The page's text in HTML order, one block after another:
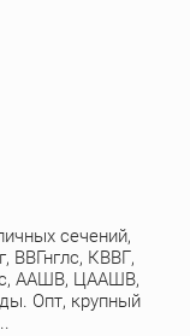
сечений,
КВВГ,
ААШВ, ЦААШВ,
Опт, крупный